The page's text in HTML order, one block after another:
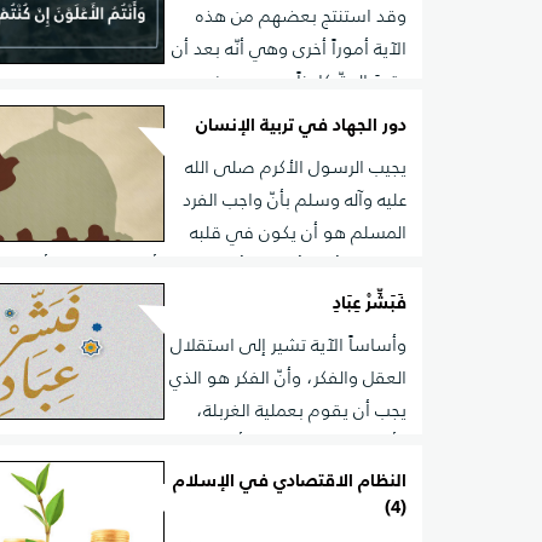
وقد استنتج بعضهم من هذه
الآية أموراً أخرى وهي أنّه بعد أن
بقيَ الحقّ كامناً بسبب بروز
الباطل مدّة من الزمن، فإنّه عندما ينبري لحرب الباطل
شديد يقتلع بنيان الباطل من أساسه، وهذا ما يفعله
البشر أنفسهم، فيرون الحقّ كالإعصار المفاجئ يُداهم
فيُحطّمه تحطيماً ويُلقي به بعيداً.
دور الجهاد في تربية الإنسان
يجيب الرسول الأكرم صلى الله
عليه وآله وسلم بأنّ واجب الفرد
المسلم هو أن يكون في قلبه
عزمٌ صادقٌ ونيّةٌ مخلصةٌ على جهاد أعداء الله، في أيّ
الظروف الموضوعيّة ذلك. ومع توافر النيّة المخلصة
لديه يصل إلى درجة المجاهدين حقاً.
فَبَشِّرْ عِبَادِ
وأساساً الآية تشير إلى استقلال
العقل والفكر، وأنّ الفكر هو الذي
يجب أن يقوم بعملية الغربلة،
وأنّ الإنسان ينبغي له أن يمتحن مسموعاته، ويُميّز بين
والرديء والحسن والقبيح، وينتخب الأحسن ويتبعه. {أُولَئِكَ
هَدَاهُمُ اللَّهُ} فالقرآن الكريم يُعبّر عن هذه الهداية مع أنّها
النظام الاقتصادي في الإسلام
(4)